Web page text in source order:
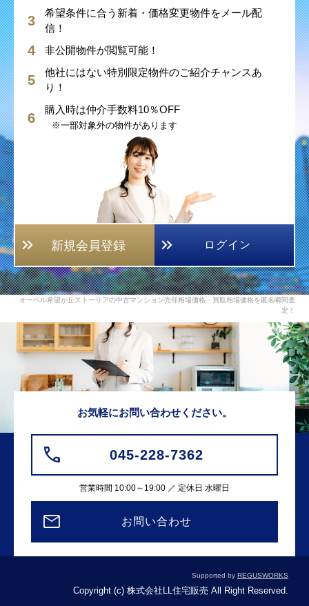
希望条件に合う新着・価格変更物件をメール配
信！
非公開物件が閲覧可能！
他社にはない特別限定物件のご紹介チャンスあ
り！
購入時は仲介手数料10％OFF
※一部対象外の物件があります
新規会員登録 ログイン
オーベル希望が丘ストーリアの中古マンション売却相場価格・買取相場価格を匿名瞬間査
定！
お気軽にお問い合わせください。
045-228-7362
営業時間 10:00～19:00 ／ 定休日 水曜日
お問い合わせ
Supported by REGUSWORKS
Copyright (c) 株式会社LL住宅販売 All Right Reserved.